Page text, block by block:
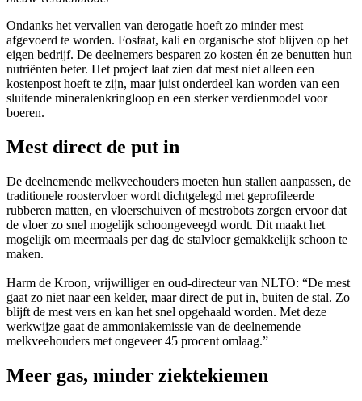
Ondanks het vervallen van derogatie hoeft zo minder mest
afgevoerd te worden. Fosfaat, kali en organische stof blijven op het
eigen bedrijf. De deelnemers besparen zo kosten én ze benutten hun
nutriënten beter. Het project laat zien dat mest niet alleen een
kostenpost hoeft te zijn, maar juist onderdeel kan worden van een
sluitende mineralenkringloop en een sterker verdienmodel voor
boeren.
Mest direct de put in
De deelnemende melkveehouders moeten hun stallen aanpassen, de
traditionele roostervloer wordt dichtgelegd met geprofileerde
rubberen matten, en vloerschuiven of mestrobots zorgen ervoor dat
de vloer zo snel mogelijk schoongeveegd wordt. Dit maakt het
mogelijk om meermaals per dag de stalvloer gemakkelijk schoon te
maken.
Harm de Kroon, vrijwilliger en oud-directeur van NLTO: “De mest
gaat zo niet naar een kelder, maar direct de put in, buiten de stal. Zo
blijft de mest vers en kan het snel opgehaald worden. Met deze
werkwijze gaat de ammoniakemissie van de deelnemende
melkveehouders met ongeveer 45 procent omlaag.”
Meer gas, minder ziektekiemen